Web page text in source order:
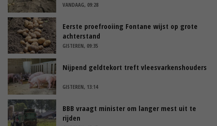
VANDAAG, 09:28
Eerste proefrooiing Fontane wijst op grote
achterstand
GISTEREN, 09:35
Nijpend geldtekort treft vleesvarkenshouders
GISTEREN, 13:14
BBB vraagt minister om langer mest uit te
rijden